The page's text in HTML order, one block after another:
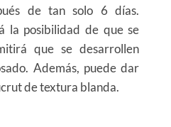
de tan solo 6 días.
la posibilidad de que se
que se desarrollen
Además, puede dar
de textura blanda.